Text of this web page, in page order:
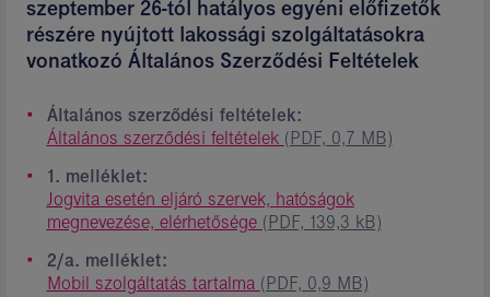
szeptember 26-tól hatályos egyéni előfizetők
részére nyújtott lakossági szolgáltatásokra
vonatkozó Általános Szerződési Feltételek
Általános szerződési feltételek:
Általános szerződési feltételek (PDF, 0,7 MB)
1. melléklet:
Jogvita esetén eljáró szervek, hatóságok
megnevezése, elérhetősége (PDF, 139,3 kB)
2/a. melléklet:
Mobil szolgáltatás tartalma (PDF, 0,9 MB)